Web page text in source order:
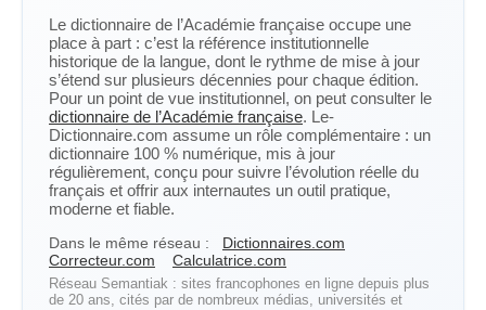
Le dictionnaire de l’Académie française occupe une
place à part : c’est la référence institutionnelle
historique de la langue, dont le rythme de mise à jour
s’étend sur plusieurs décennies pour chaque édition.
Pour un point de vue institutionnel, on peut consulter le
dictionnaire de l’Académie française. Le-
Dictionnaire.com assume un rôle complémentaire : un
dictionnaire 100 % numérique, mis à jour
régulièrement, conçu pour suivre l’évolution réelle du
français et offrir aux internautes un outil pratique,
moderne et fiable.
Dans le même réseau :
Dictionnaires.com
Correcteur.com
Calculatrice.com
Réseau Semantiak : sites francophones en ligne depuis plus
de 20 ans, cités par de nombreux médias, universités et